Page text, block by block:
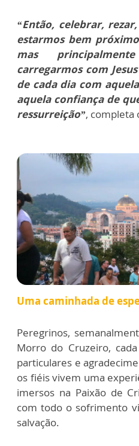
“Então, celebrar,
estarmos bem
mas
carregarmos com
de cada dia com
aquela confiança de
ressurreição”, completa
Uma caminhada de
Peregrinos,
Morro do Cruzeiro,
particulares e
os fiéis vivem uma
imersos na Paixão de
com todo o sofrimento
salvação.